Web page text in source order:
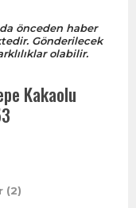
önceden haber
Gönderilecek
olabilir.
Kakaolu
(2)